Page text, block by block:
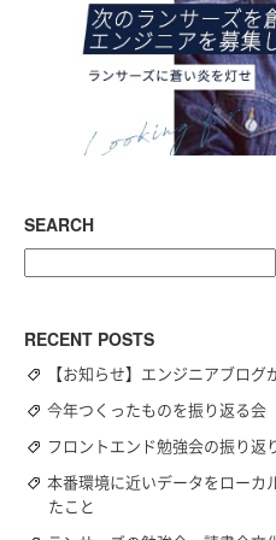
SEARCH
RECENT POSTS
【お知らせ】エンジニアブログ
今年つくったものを振り返る会
フロントエンド勉強会の振り返
本番環境に近いデータをローカ
たこと